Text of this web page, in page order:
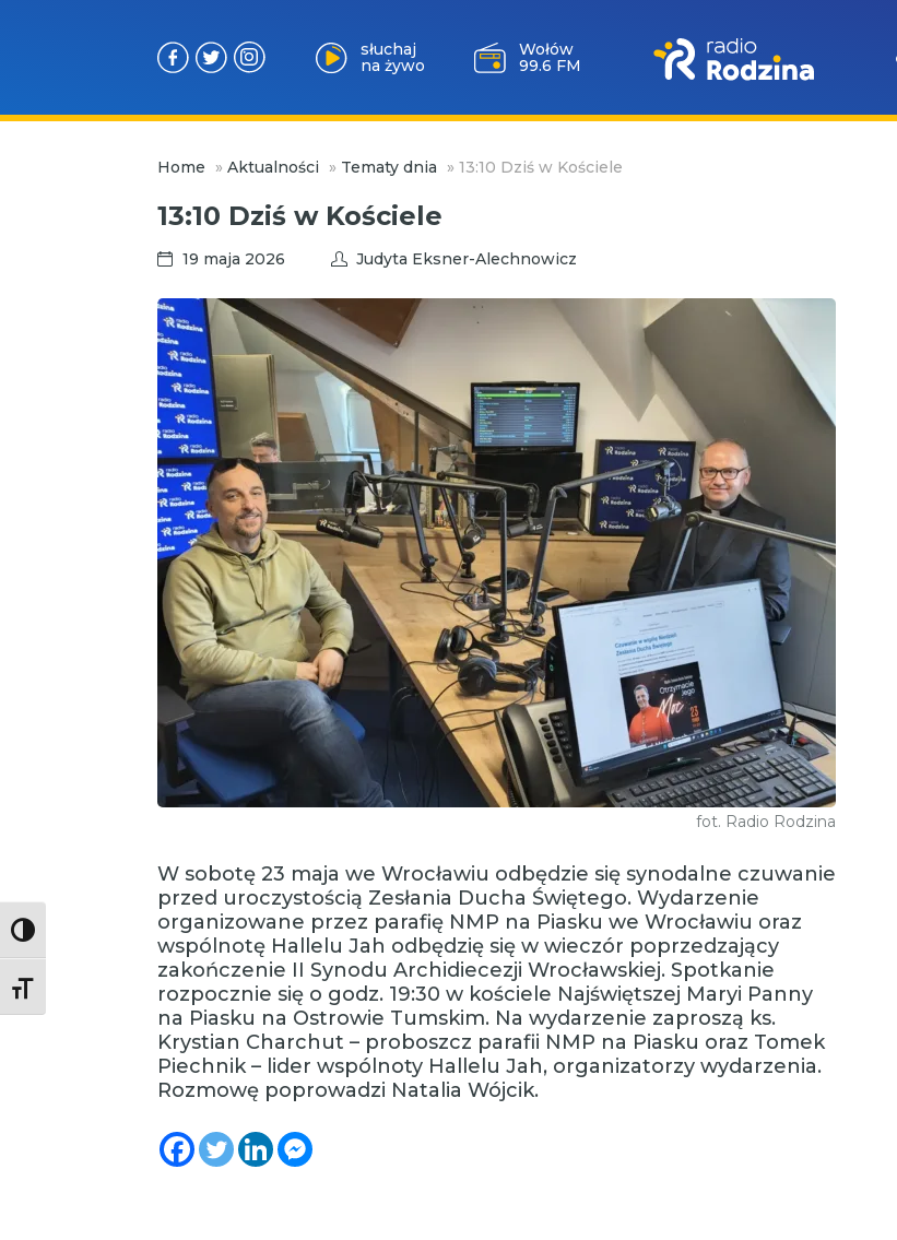
Toggle High Contrast
Toggle Font size
słuchaj
na żywo
Wołów
99.6 FM
Home » Aktualności » Tematy dnia » 13:10 Dziś w Kościele
13:10 Dziś w Kościele
19 maja 2026 Judyta Eksner-Alechnowicz
fot. Radio Rodzina
W sobotę 23 maja we Wrocławiu odbędzie się synodalne czuwanie
przed uroczystością Zesłania Ducha Świętego. Wydarzenie
organizowane przez parafię NMP na Piasku we Wrocławiu oraz
wspólnotę Hallelu Jah odbędzię się w wieczór poprzedzający
zakończenie II Synodu Archidiecezji Wrocławskiej. Spotkanie
rozpocznie się o godz. 19:30 w kościele Najświętszej Maryi Panny
na Piasku na Ostrowie Tumskim. Na wydarzenie zaproszą ks.
Krystian Charchut – proboszcz parafii NMP na Piasku oraz Tomek
Piechnik – lider wspólnoty Hallelu Jah, organizatorzy wydarzenia.
Rozmowę poprowadzi Natalia Wójcik.